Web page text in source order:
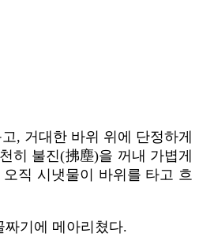
, 거대한 바위 위에 단정하게
히 불진(拂塵)을 꺼내 가볍게
직 시냇물이 바위를 타고 흐
짜기에 메아리쳤다.